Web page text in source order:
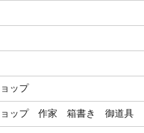
ップ
ョップ 作家 箱書き 御道具